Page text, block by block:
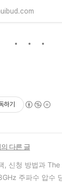
하기
다른 글
, 신청 방법과 The
가 혜택
(0)
주파수 압수